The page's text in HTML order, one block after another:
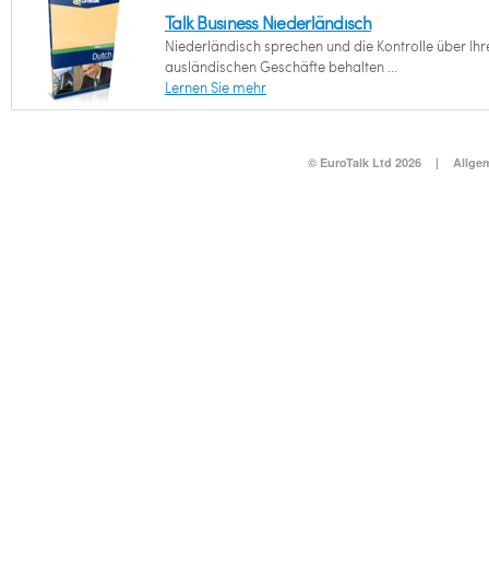
Talk Business Niederländisch
Niederländisch sprechen und die Kontrolle über
ausländischen Geschäfte behalten ...
Lernen Sie mehr
© EuroTalk Ltd 2026 |